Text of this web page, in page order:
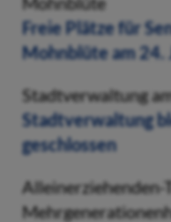
Freie Plätze für
Mohnblüte am 24.
Stadtverwaltung
Stadtverwaltung
geschlossen
Alleinerziehenden-